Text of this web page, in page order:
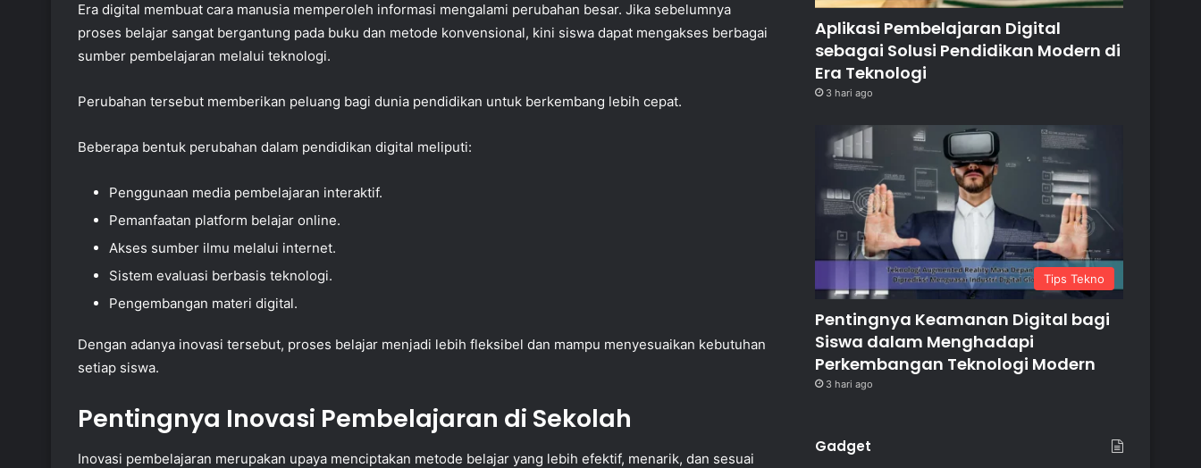
Era digital membuat cara manusia memperoleh informasi mengalami perubahan besar. Jika sebelumnya
proses belajar sangat bergantung pada buku dan metode konvensional, kini siswa dapat mengakses berbagai
sumber pembelajaran melalui teknologi.
Perubahan tersebut memberikan peluang bagi dunia pendidikan untuk berkembang lebih cepat.
Beberapa bentuk perubahan dalam pendidikan digital meliputi:
Penggunaan media pembelajaran interaktif.
Pemanfaatan platform belajar online.
Akses sumber ilmu melalui internet.
Sistem evaluasi berbasis teknologi.
Pengembangan materi digital.
Dengan adanya inovasi tersebut, proses belajar menjadi lebih fleksibel dan mampu menyesuaikan kebutuhan
setiap siswa.
Pentingnya Inovasi Pembelajaran di Sekolah
Inovasi pembelajaran merupakan upaya menciptakan metode belajar yang lebih efektif, menarik, dan sesuai
Aplikasi Pembelajaran Digital
sebagai Solusi Pendidikan Modern di
Era Teknologi
3 hari ago
Tips Tekno
Pentingnya Keamanan Digital bagi
Siswa dalam Menghadapi
Perkembangan Teknologi Modern
3 hari ago
Gadget